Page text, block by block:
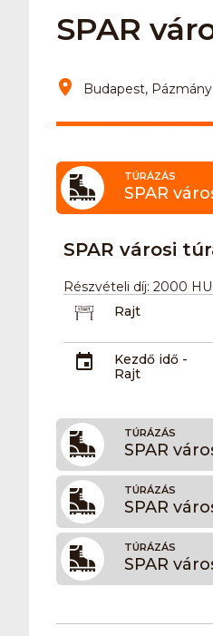
SPAR
Budapest, Pázmány
TÚRÁZÁS
SPAR
SPAR városi
Részvételi díj: 2000
Rajt
Kezdő idő -
Rajt
TÚRÁZÁS
SPAR
TÚRÁZÁS
SPAR
TÚRÁZÁS
SPAR